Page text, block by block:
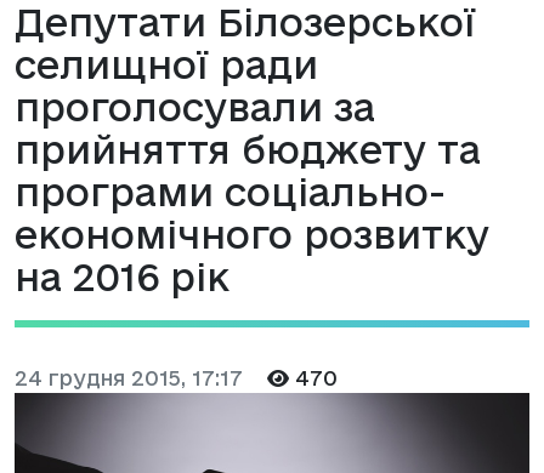
Депутати Білозерської
селищної ради
проголосували за
прийняття бюджету та
програми соціально-
економічного розвитку
на 2016 рік
24 грудня 2015, 17:17 470